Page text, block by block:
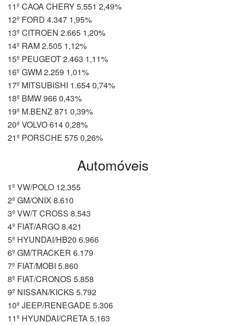
11º CAOA CHERY 5.551 2,49%
12º FORD 4.347 1,95%
13º CITROEN 2.665 1,20%
14º RAM 2.505 1,12%
15º PEUGEOT 2.463 1,11%
16º GWM 2.259 1,01%
17º MITSUBISHI 1.654 0,74%
18º BMW 966 0,43%
19º M.BENZ 871 0,39%
20º VOLVO 614 0,28%
21º PORSCHE 575 0,26%
Automóveis
1º VW/POLO 12.355
2º GM/ONIX 8.610
3º VW/T CROSS 8.543
4º FIAT/ARGO 8.421
5º HYUNDAI/HB20 6.966
6º GM/TRACKER 6.179
7º FIAT/MOBI 5.860
8º FIAT/CRONOS 5.858
9º NISSAN/KICKS 5.792
10º JEEP/RENEGADE 5.306
11º HYUNDAI/CRETA 5.163